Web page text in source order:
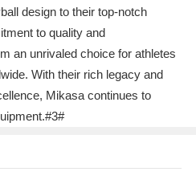
design to their top-notch
to quality and
an unrivaled choice for athletes
With their rich legacy and
Mikasa continues to